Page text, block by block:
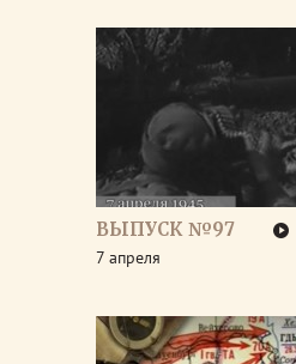
ВЫПУСК №97
7 апреля